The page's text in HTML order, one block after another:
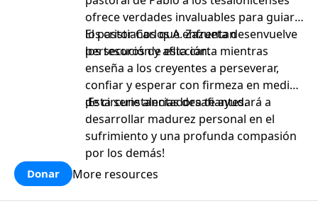
ofrece verdades invaluables para guiar a
los cristianos que enfrentan
persecución y aflicción.
El pastor Carlos A. Zazueta desenvuelve
los tesoros de esta carta mientras
enseña a los creyentes a perseverar,
confiar y esperar con firmeza en medio
de circunstancias desafiantes.
¡Esta serie alentadora te ayudará a
desarrollar madurez personal en el
sufrimiento y una profunda compasión
por los demás!
Donar More resources